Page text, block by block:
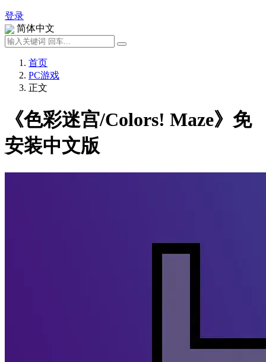
登录
简体中文
首页
PC游戏
正文
《色彩迷宫/Colors! Maze》免
安装中文版